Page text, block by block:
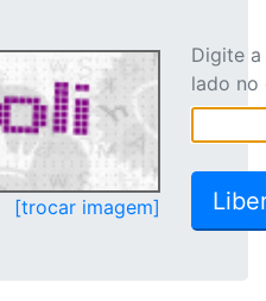
[trocar imagem]
Digite
lado no